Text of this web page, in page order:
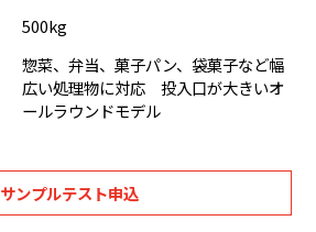
500kg
惣菜、弁当、菓子パン、袋菓子など幅
広い処理物に対応 投入口が大きいオ
ールラウンドモデル
サンプルテスト申込